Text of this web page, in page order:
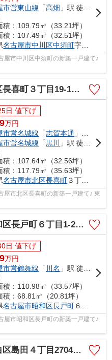
市営東山線 「高畑 」駅 徒歩25分
積：109.79㎡（33.21坪）
積：107.49㎡（32.51坪）
名古屋市中川区中須町字辻ノ上150-27
中川区中須町の新築一戸建て♪
【仲介手数料無料】新築一戸建て 1号棟
日 値下げ
万円
市営名城線 「志賀本通 」駅 徒歩13分
市営名城線 「黒川
」駅 徒歩15分
積：107.64㎡（32.56坪）
積：117.79㎡（35.63坪）
名古屋市北区長喜町３丁目19-1
北区長喜町の新築一戸建て♪ 東
目1-22『仲介料無料』新築戸建て
日 値下げ
万円
市営鶴舞線 「 川名 」駅 徒歩7分
積：110.98㎡（33.57坪）
積：68.81㎡（20.81坪）
名古屋市昭和区長戸町６丁目1-22
昭和区長戸町の新築一戸建て♪
【仲介手数料無料】新築一戸建て A号棟